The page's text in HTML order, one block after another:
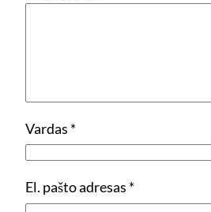
Vardas *
El. pašto adresas *